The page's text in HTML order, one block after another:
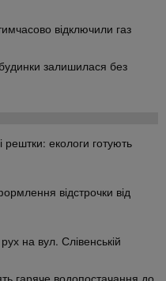
відключили газ
залишилася без
рештки: екологи готують
відстрочки від
на вул. Слівенській